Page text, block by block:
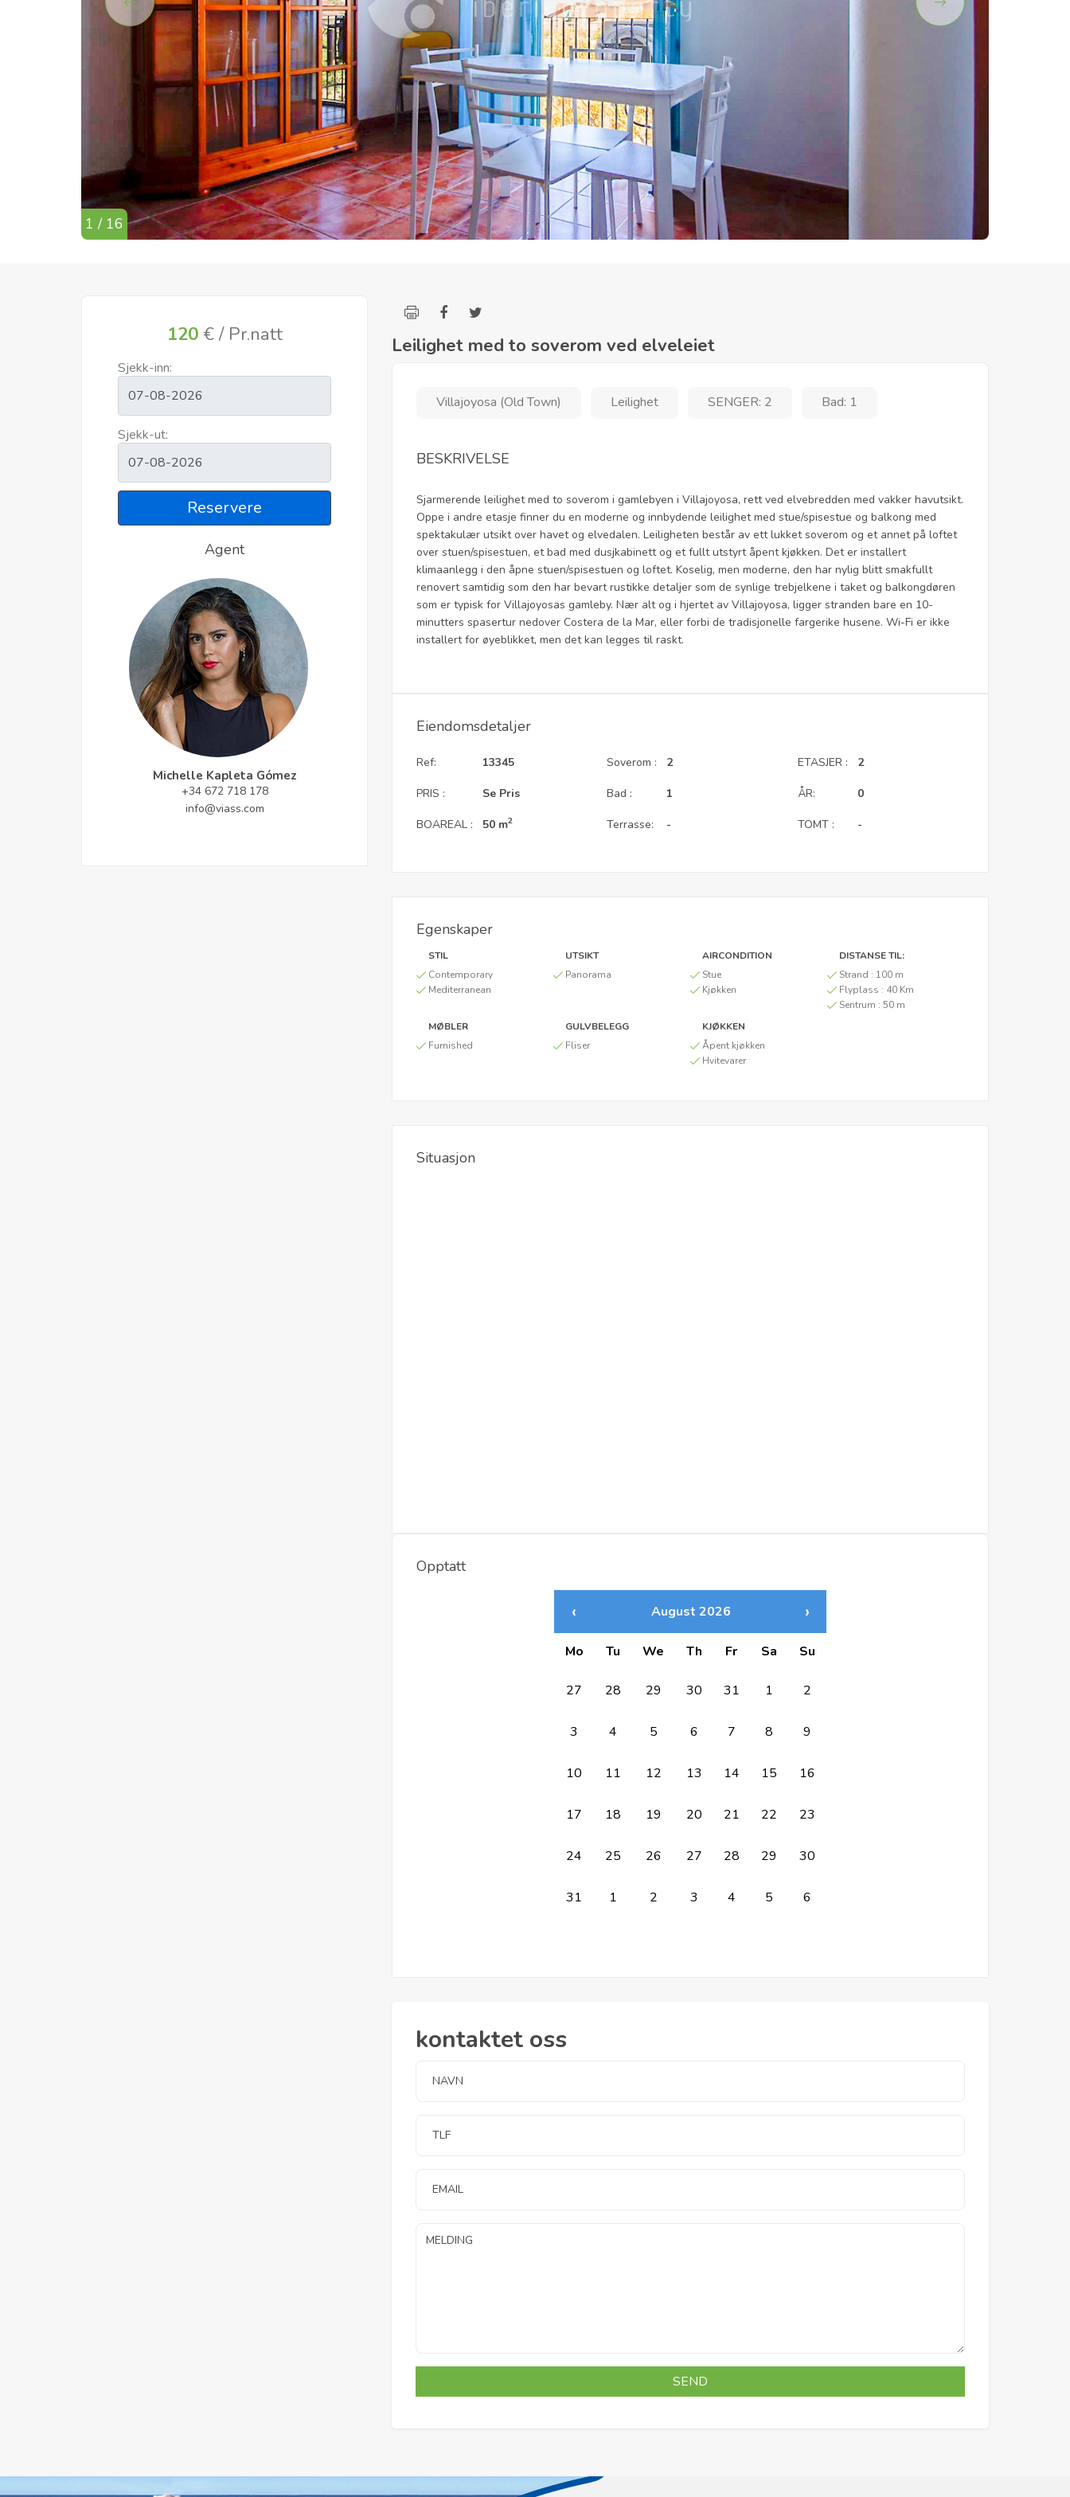
1 / 16
120€ / Pr.natt
Sjekk-inn:
Sjekk-ut:
Reservere
Agent
Michelle Kapleta Gómez
+34 672 718 178
info@viass.com
Leilighet med to soverom ved elveleiet
Villajoyosa (Old Town) Leilighet SENGER: 2 Bad: 1
BESKRIVELSE
Sjarmerende leilighet med to soverom i gamlebyen i Villajoyosa, rett ved elvebredden med vakker havutsikt.
Oppe i andre etasje finner du en moderne og innbydende leilighet med stue/spisestue og balkong med
spektakulær utsikt over havet og elvedalen. Leiligheten består av ett lukket soverom og et annet på loftet
over stuen/spisestuen, et bad med dusjkabinett og et fullt utstyrt åpent kjøkken. Det er installert
klimaanlegg i den åpne stuen/spisestuen og loftet. Koselig, men moderne, den har nylig blitt smakfullt
renovert samtidig som den har bevart rustikke detaljer som de synlige trebjelkene i taket og balkongdøren
som er typisk for Villajoyosas gamleby. Nær alt og i hjertet av Villajoyosa, ligger stranden bare en 10-
minutters spasertur nedover Costera de la Mar, eller forbi de tradisjonelle fargerike husene. Wi-Fi er ikke
installert for øyeblikket, men det kan legges til raskt.
Eiendomsdetaljer
Ref:
PRIS :
BOAREAL :
13345
Se Pris
50 m2
Soverom :
Bad :
Terrasse:
2
1
-
ETASJER :
ÅR:
TOMT :
2
0
-
Egenskaper
STIL
Contemporary
Mediterranean
UTSIKT
Panorama
AIRCONDITION
Stue
Kjøkken
DISTANSE TIL:
Strand : 100 m
Flyplass : 40 Km
Sentrum : 50 m
MØBLER
Furnished
GULVBELEGG
Fliser
KJØKKEN
Åpent kjøkken
Hvitevarer
Situasjon
Opptatt
‹ August 2026 ›
Mo Tu We Th Fr Sa Su
27 28 29 30 31 1 2
3 4 5 6 7 8 9
10 11 12 13 14 15 16
17 18 19 20 21 22 23
24 25 26 27 28 29 30
31 1 2 3 4 5 6
kontaktet oss